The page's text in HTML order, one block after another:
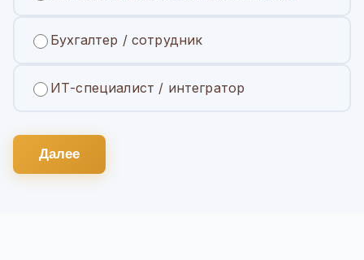
Бухгалтер / сотрудник
ИТ-специалист / интегратор
Далее